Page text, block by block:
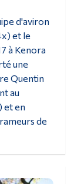
d'aviron
et le
à Kenora
une
Quentin
au
et en
de